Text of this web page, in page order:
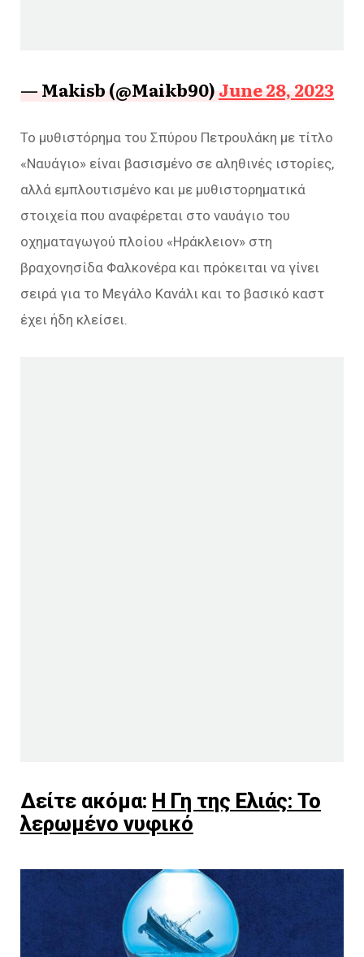
— Makisb (@Maikb90)June 28, 2023
Το μυθιστόρημα του Σπύρου Πετρουλάκη με τίτλο
«Ναυάγιο» είναι βασισμένο σε αληθινές ιστορίες,
αλλά εμπλουτισμένο και με μυθιστορηματικά
στοιχεία που αναφέρεται στο ναυάγιο του
οχηματαγωγού πλοίου «Ηράκλειον» στη
βραχονησίδα Φαλκονέρα και πρόκειται να γίνει
σειρά για το Μεγάλο Κανάλι και το βασικό καστ
έχει ήδη κλείσει.
Δείτε ακόμα: Η Γη της Ελιάς: Το
λερωμένο νυφικό